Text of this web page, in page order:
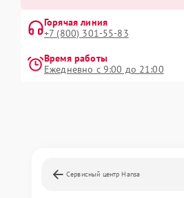
Горячая линия
+7 (800) 301-55-83
Время работы
Ежедневно с 9:00 до 21:00
Сервисный центр Hansa